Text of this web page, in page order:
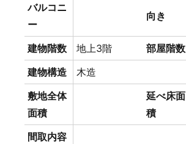
バルコニ
ー
向き
建物階数 地上3階
部屋階数
建物構造
木造
敷地全体
面積
延べ床面
積
間取内容